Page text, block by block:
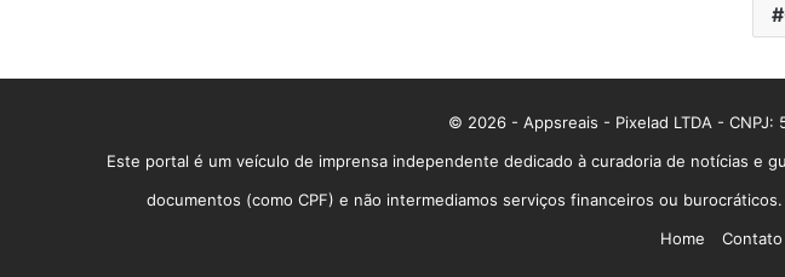
© 2026 - Appsreais - Pixelad LTDA -
Este portal é um veículo de imprensa independente dedicado à curadoria de notícias e
documentos (como CPF) e não intermediamos serviços financeiros ou
Home
Contato